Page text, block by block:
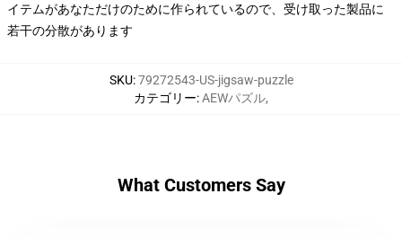
イテムがあなただけのために作られているので、受け取った製品に
若干の分散があります
SKU:79272543-US-jigsaw-puzzle
カテゴリー:AEWパズル,
What Customers Say